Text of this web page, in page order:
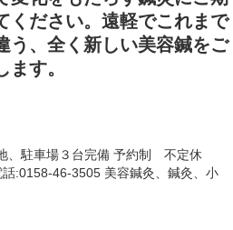
ください。遠軽でこれまで
う、全く新しい美容鍼をご
ます。
、駐車場３台完備 予約制 不定休
:0158-46-3505 美容鍼灸、鍼灸、小